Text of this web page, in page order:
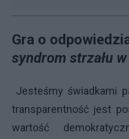
Gra o
syndrom strzału
Jesteśmy świadkami
transparentność jest
wartość